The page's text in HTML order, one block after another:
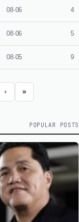
08·06 4
08·06 5
08·05 9
› »
POPULAR POSTS